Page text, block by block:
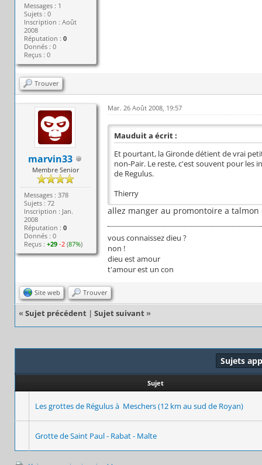
Messages : 1
Sujets : 0
Inscription : Août
2008
Réputation :0
Donnés : 0
Reçus : 0
Trouver
marvin33
Membre Senior
Messages : 378
Sujets : 72
Inscription : Jan.
2008
Réputation :0
Donnés : 0
Reçus :+29 -2 (87%)
Mar. 26 Août 2008, 19:57
Mauduit a écrit :
Et pourtant, la Gironde détient de vrai
non-Pair. Le reste, c'est souvent pour les
de Regulus.
Thierry
allez manger au promontoire a
vous connaissez dieu ?
non !
dieu est amour
t'amour est un con
Site web Trouver
« Sujet précédent | Sujet suivant »
Sujets
Sujet
Les grottes de Régulus à Meschers (12 km au sud de Royan)
Grotte de Saint Paul - Rabat - Malte